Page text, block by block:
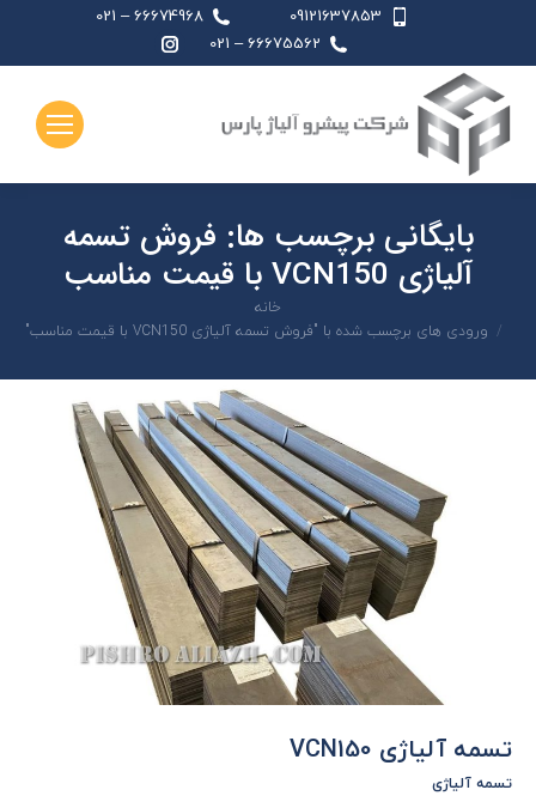
09121637853
66674968 – 021
66675562 – 021
page
بایگانی برچسب ها: فروش تسمه
آلیاژی VCN150 با قیمت مناسب
خانه
ورودی های برچسب شده با "فروش تسمه آلیاژی VCN150 با قیمت مناسب"
تسمه آلیاژی VCN150
تسمه آلیاژی